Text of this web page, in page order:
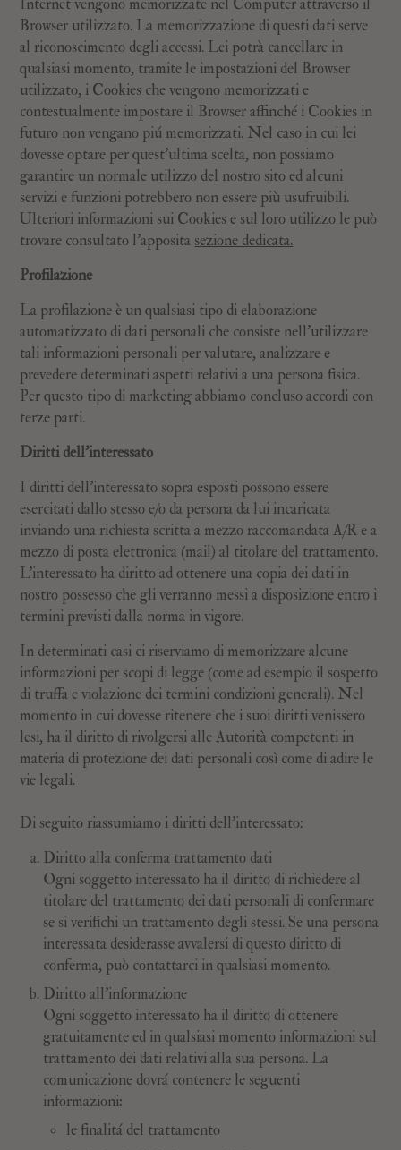
Internet vengono memorizzate nel Computer attraverso il
Browser utilizzato. La memorizzazione di questi dati serve
al riconoscimento degli accessi. Lei potrà cancellare in
qualsiasi momento, tramite le impostazioni del Browser
utilizzato, i Cookies che vengono memorizzati e
contestualmente impostare il Browser affinché i Cookies in
futuro non vengano piú memorizzati. Nel caso in cui lei
dovesse optare per quest’ultima scelta, non possiamo
garantire un normale utilizzo del nostro sito ed alcuni
servizi e funzioni potrebbero non essere più usufruibili.
Ulteriori informazioni sui Cookies e sul loro utilizzo le può
trovare consultato l’apposita sezione dedicata.
Profilazione
La profilazione è un qualsiasi tipo di elaborazione
automatizzato di dati personali che consiste nell'utilizzare
tali informazioni personali per valutare, analizzare e
prevedere determinati aspetti relativi a una persona fisica.
Per questo tipo di marketing abbiamo concluso accordi con
terze parti.
Diritti dell’interessato
I diritti dell’interessato sopra esposti possono essere
esercitati dallo stesso e/o da persona da lui incaricata
inviando una richiesta scritta a mezzo raccomandata A/R e a
mezzo di posta elettronica (mail) al titolare del trattamento.
L’interessato ha diritto ad ottenere una copia dei dati in
nostro possesso che gli verranno messi a disposizione entro i
termini previsti dalla norma in vigore.
In determinati casi ci riserviamo di memorizzare alcune
informazioni per scopi di legge (come ad esempio il sospetto
di truffa e violazione dei termini condizioni generali). Nel
momento in cui dovesse ritenere che i suoi diritti venissero
lesi, ha il diritto di rivolgersi alle Autorità competenti in
materia di protezione dei dati personali così come di adire le
vie legali.
Di seguito riassumiamo i diritti dell’interessato:
Diritto alla conferma trattamento dati
Ogni soggetto interessato ha il diritto di richiedere al
titolare del trattamento dei dati personali di confermare
se si verifichi un trattamento degli stessi. Se una persona
interessata desiderasse avvalersi di questo diritto di
conferma, può contattarci in qualsiasi momento.
Diritto all’informazione
Ogni soggetto interessato ha il diritto di ottenere
gratuitamente ed in qualsiasi momento informazioni sul
trattamento dei dati relativi alla sua persona. La
comunicazione dovrá contenere le seguenti
informazioni:
le finalitá del trattamento